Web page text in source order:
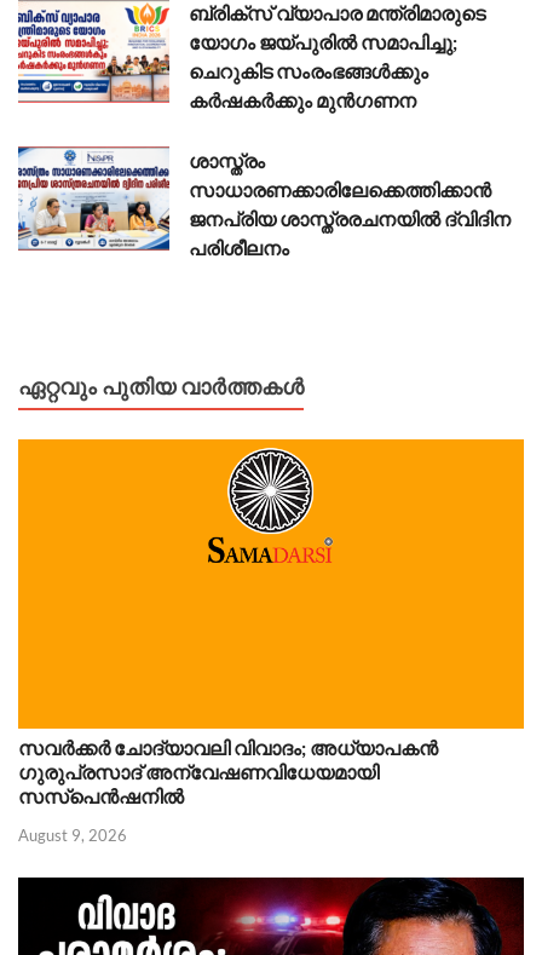
ബ്രിക്സ് വ്യാപാര മന്ത്രിമാരുടെ
യോഗം ജയ്പുരിൽ സമാപിച്ചു;
ചെറുകിട സംരംഭങ്ങൾക്കും
കർഷകർക്കും മുൻഗണന
ശാസ്ത്രം
സാധാരണക്കാരിലേക്കെത്തിക്കാൻ
ജനപ്രിയ ശാസ്ത്രരചനയിൽ ദ്വിദിന
പരിശീലനം
ഏറ്റവും പുതിയ വാർത്തകൾ
സവർക്കർ ചോദ്യാവലി വിവാദം; അധ്യാപകൻ
ഗുരുപ്രസാദ് അന്വേഷണവിധേയമായി
സസ്പെൻഷനിൽ
August 9, 2026